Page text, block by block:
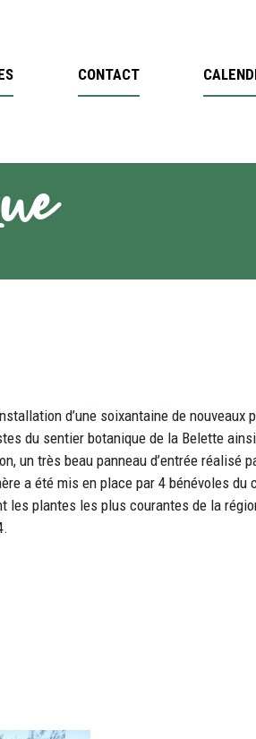
CONTACT
d’une soixantaine de nouveaux
du sentier botanique de la Belette
un très beau panneau d’entrée réalisé
a été mis en place par 4 bénévoles du
les plantes les plus courantes de la